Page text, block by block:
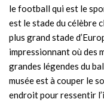
le football qui est le
est le stade du célèbre
plus grand stade
impressionnant où des
grandes légendes du
musée est à couper le
endroit pour ressentir